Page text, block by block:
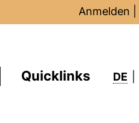
Anmelden
Quicklinks DE